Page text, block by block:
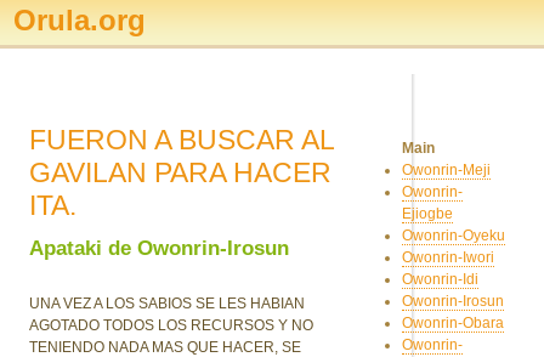
Orula.org
FUERON A BUSCAR AL
GAVILAN PARA HACER
ITA.
Apataki de Owonrin-Irosun
UNA VEZ A LOS SABIOS SE LES HABIAN
AGOTADO TODOS LOS RECURSOS Y NO
TENIENDO NADA MAS QUE HACER, SE
Main
Owonrin-Meji
Owonrin-
Ejiogbe
Owonrin-Oyeku
Owonrin-Iwori
Owonrin-Idi
Owonrin-Irosun
Owonrin-Obara
Owonrin-